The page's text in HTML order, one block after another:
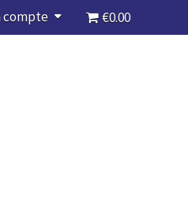
compte €0.00